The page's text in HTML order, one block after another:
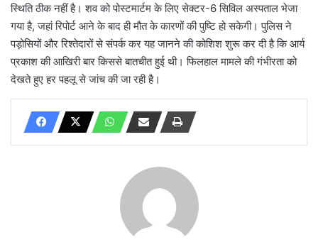
स्थिति ठीक नहीं है। शव को पोस्टमार्टम के लिए सेक्टर-6 सिविल अस्पताल भेजा
गया है, जहां रिपोर्ट आने के बाद ही मौत के कारणों की पुष्टि हो सकेगी। पुलिस ने
पड़ोसियों और रिश्तेदारों से संपर्क कर यह जानने की कोशिश शुरू कर दी है कि आर्य
प्रकाश की आखिरी बार किससे बातचीत हुई थी। फिलहाल मामले की गंभीरता को
देखते हुए हर पहलू से जांच की जा रही है।